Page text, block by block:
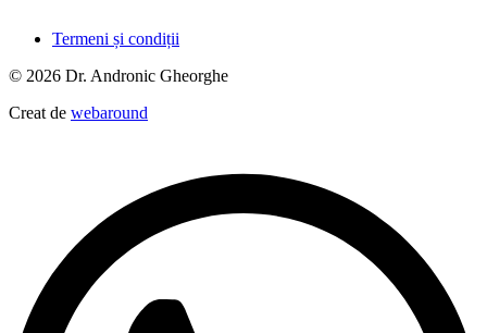
Termeni și condiții
© 2026 Dr. Andronic Gheorghe
Creat de webaround